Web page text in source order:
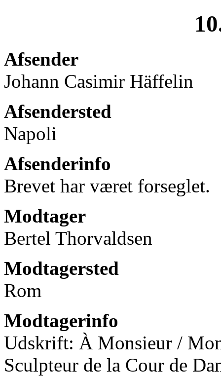
Afsender
Johann Casimir Häffelin
Afsendersted
Napoli
Afsenderinfo
Brevet har været forseglet.
Modtager
Bertel Thorvaldsen
Modtagersted
Rom
Modtagerinfo
Udskrift: À Monsieur /
Sculpteur de la Cour de